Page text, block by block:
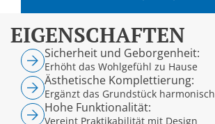
EIGENSCHAFTEN
Sicherheit und Geborgenheit:
Erhöht das Wohlgefühl zu Hause
Ästhetische Komplettierung:
Ergänzt das Grundstück harmonisch
Hohe Funktionalität:
Vereint Praktikabilität mit Design